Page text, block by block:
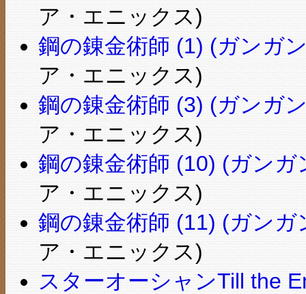
ア・エニックス)
鋼の錬金術師 (1) (ガンガ
ア・エニックス)
鋼の錬金術師 (3) (ガンガ
ア・エニックス)
鋼の錬金術師 (10) (ガン
ア・エニックス)
鋼の錬金術師 (11) (ガン
ア・エニックス)
スターオーシャンTill the